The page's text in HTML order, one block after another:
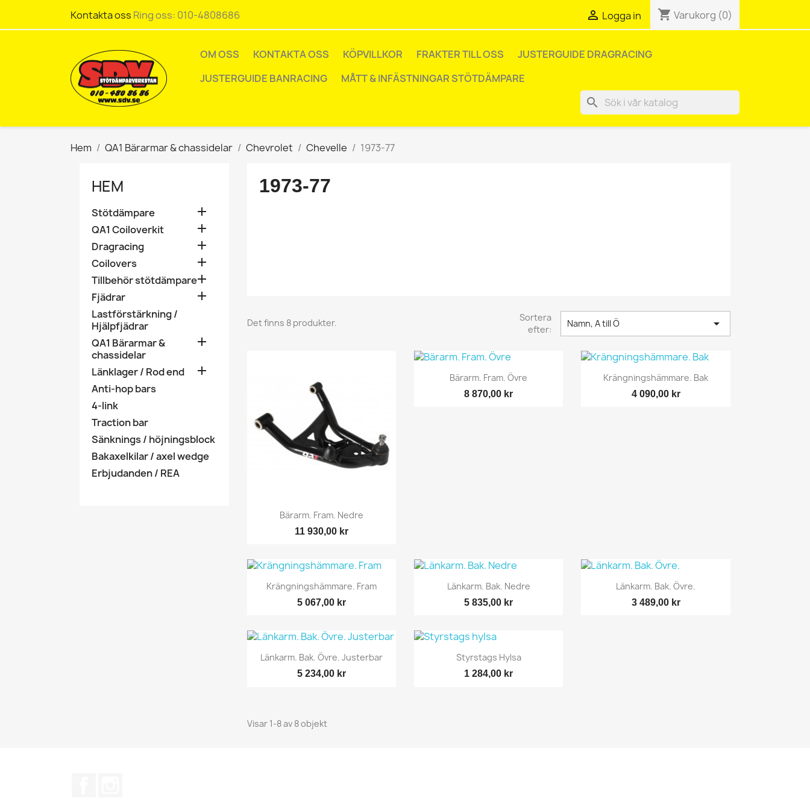
Kontakta oss Ring oss: 010-4808686  Logga in shopping_cart Varukorg (0)
OM OSS KONTAKTA OSS KÖPVILLKOR FRAKTER TILL OSS
JUSTERGUIDE DRAGRACING
JUSTERGUIDE BANRACING
MÅTT & INFÄSTNINGAR STÖTDÄMPARE
search
Hem QA1 Bärarmar & chassidelar Chevrolet Chevelle 1973-77
HEM
Stötdämpare 
QA1 Coiloverkit 
Dragracing 
Coilovers 
Tillbehör stötdämpare
Fjädrar 
Lastförstärkning /
Hjälpfjädrar
QA1 Bärarmar &
chassidelar

Länklager / Rod end 
Anti-hop bars
4-link
Traction bar
Sänknings / höjningsblock
Bakaxelkilar / axel wedge
Erbjudanden / REA
1973-77
Det finns 8 produkter.
Sortera
efter:
Namn, A till Ö 
Snabbvy
Bärarm. Fram. Nedre
11 930,00 kr
Snabbvy
Bärarm. Fram. Övre
8 870,00 kr
Snabbvy
Krängningshämmare. Bak
4 090,00 kr
Snabbvy
Krängningshämmare. Fram
5 067,00 kr
Snabbvy
Länkarm. Bak. Nedre
5 835,00 kr
Snabbvy
Länkarm. Bak. Övre.
3 489,00 kr
Snabbvy
Länkarm. Bak. Övre. Justerbar
5 234,00 kr
Snabbvy
Styrstags Hylsa
1 284,00 kr
Visar 1-8 av 8 objekt